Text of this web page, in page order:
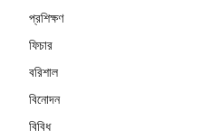
প্রশিক্ষণ
ফিচার
বরিশাল
বিনোদন
বিবিধ